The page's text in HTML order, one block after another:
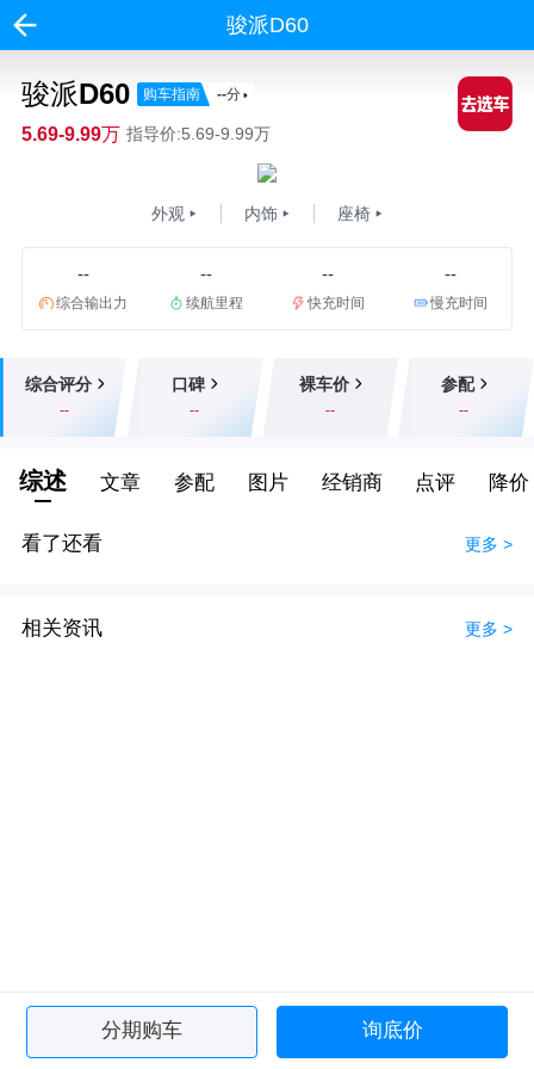
骏派D60
骏派D60 购车指南 --分
5.69-9.99万 指导价:5.69-9.99万
外观 内饰 座椅
--
综合输出力
--
续航里程
--
快充时间
--
慢充时间
综合评分
--
口碑
--
裸车价
--
参配
--
综述 文章 参配 图片 经销商 点评 降价
看了还看 更多 >
相关资讯 更多 >
分期购车 询底价